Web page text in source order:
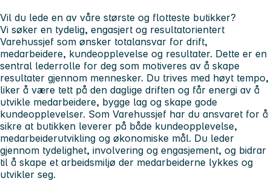
Vil du lede en av våre største og flotteste butikker?
Vi søker en tydelig, engasjert og resultatorientert
Varehussjef som ønsker totalansvar for drift,
medarbeidere, kundeopplevelse og resultater. Dette er en
sentral lederrolle for deg som motiveres av å skape
resultater gjennom mennesker. Du trives med høyt tempo,
liker å være tett på den daglige driften og får energi av å
utvikle medarbeidere, bygge lag og skape gode
kundeopplevelser. Som Varehussjef har du ansvaret for å
sikre at butikken leverer på både kundeopplevelse,
medarbeiderutvikling og økonomiske mål. Du leder
gjennom tydelighet, involvering og engasjement, og bidrar
til å skape et arbeidsmiljø der medarbeiderne lykkes og
utvikler seg.